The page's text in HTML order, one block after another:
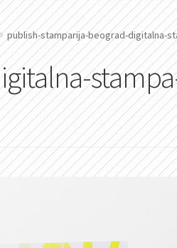
publish-stamparija-beograd-digitalna-